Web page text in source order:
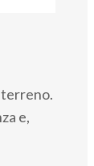
terreno.
e,